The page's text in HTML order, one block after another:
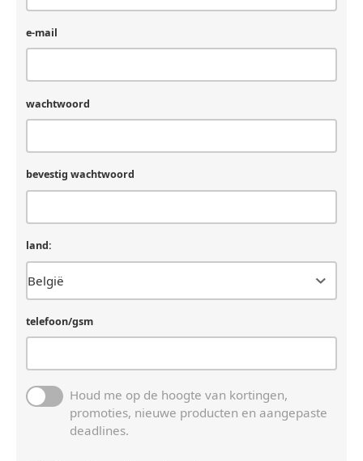
e-mail
wachtwoord
bevestig wachtwoord
land:
telefoon/gsm
Houd me op de hoogte van kortingen,
promoties, nieuwe producten en aangepaste
deadlines.
een
mens